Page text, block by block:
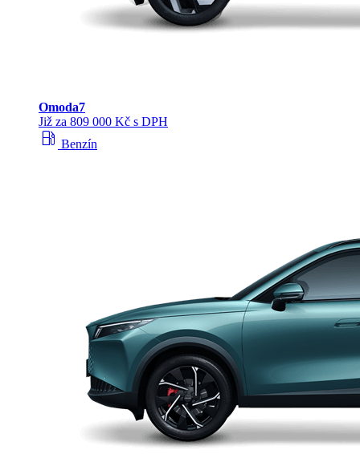
Omoda7
Již za 809 000 Kč s DPH
local_gas_station Benzín